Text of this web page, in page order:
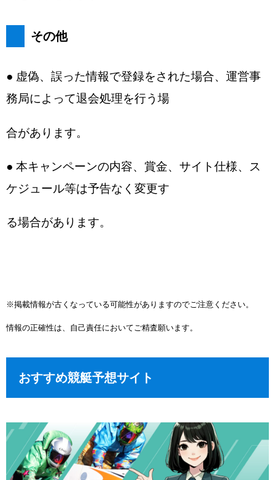
その他
● 虚偽、誤った情報で登録をされた場合、運営事
務局によって退会処理を行う場
合があります。
● 本キャンペーンの内容、賞金、サイト仕様、ス
ケジュール等は予告なく変更す
る場合があります。
※掲載情報が古くなっている可能性がありますのでご注意ください。
情報の正確性は、自己責任においてご精査願います。
おすすめ競艇予想サイト